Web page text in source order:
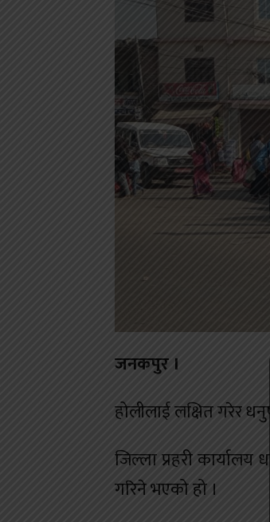
जनकपुर ।
होलीलाई लक्षित गरेर
जिल्ला प्रहरी
गरिने भएको हो ।